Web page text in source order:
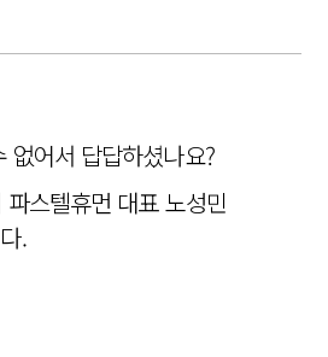
없어서 답답하셨나요?
스텔휴먼 대표 노성민
.